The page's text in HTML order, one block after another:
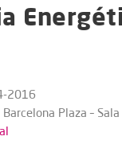
2016
Plaza –